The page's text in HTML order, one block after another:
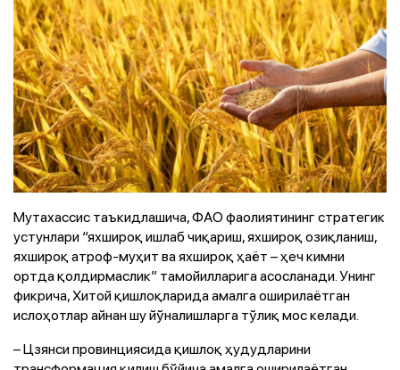
Мутахассис таъкидлашича, ФАО фаолиятининг стратегик
устунлари “яхшироқ ишлаб чиқариш, яхшироқ озиқланиш,
яхшироқ атроф-муҳит ва яхшироқ ҳаёт – ҳеч кимни
ортда қолдирмаслик” тамойилларига асосланади. Унинг
фикрича, Хитой қишлоқларида амалга оширилаётган
ислоҳотлар айнан шу йўналишларга тўлиқ мос келади.
– Цзянси провинциясида қишлоқ ҳудудларини